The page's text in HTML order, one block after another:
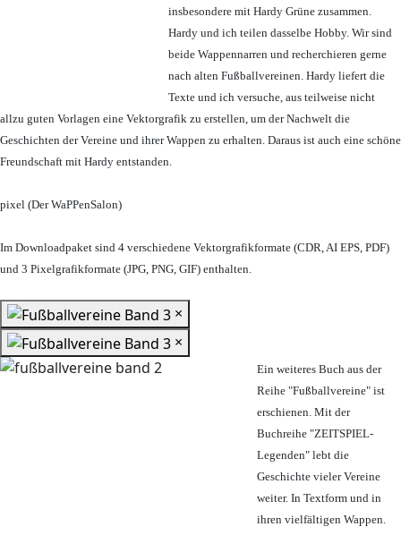
insbesondere mit Hardy Grüne zusammen.
Hardy und ich teilen dasselbe Hobby. Wir sind
beide Wappennarren und recherchieren gerne
nach alten Fußballvereinen. Hardy liefert die
Texte und ich versuche, aus teilweise nicht
allzu guten Vorlagen eine Vektorgrafik zu erstellen, um der Nachwelt die
Geschichten der Vereine und ihrer Wappen zu erhalten. Daraus ist auch eine schöne
Freundschaft mit Hardy entstanden.
pixel (Der WaPPenSalon)
Im Downloadpaket sind 4 verschiedene Vektorgrafikformate (CDR, AI EPS, PDF)
und 3 Pixelgrafikformate (JPG, PNG, GIF) enthalten.
×
×
Ein weiteres Buch aus der
Reihe "Fußballvereine" ist
erschienen. Mit der
Buchreihe "ZEITSPIEL-
Legenden" lebt die
Geschichte vieler Vereine
weiter. In Textform und in
ihren vielfältigen Wappen.